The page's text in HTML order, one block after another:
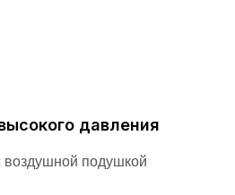
давления